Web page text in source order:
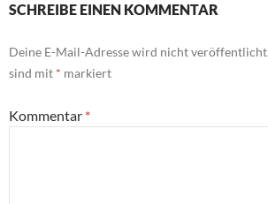
SCHREIBE EINEN KOMMENTAR
Deine E-Mail-Adresse wird nicht
sind mit * markiert
Kommentar *